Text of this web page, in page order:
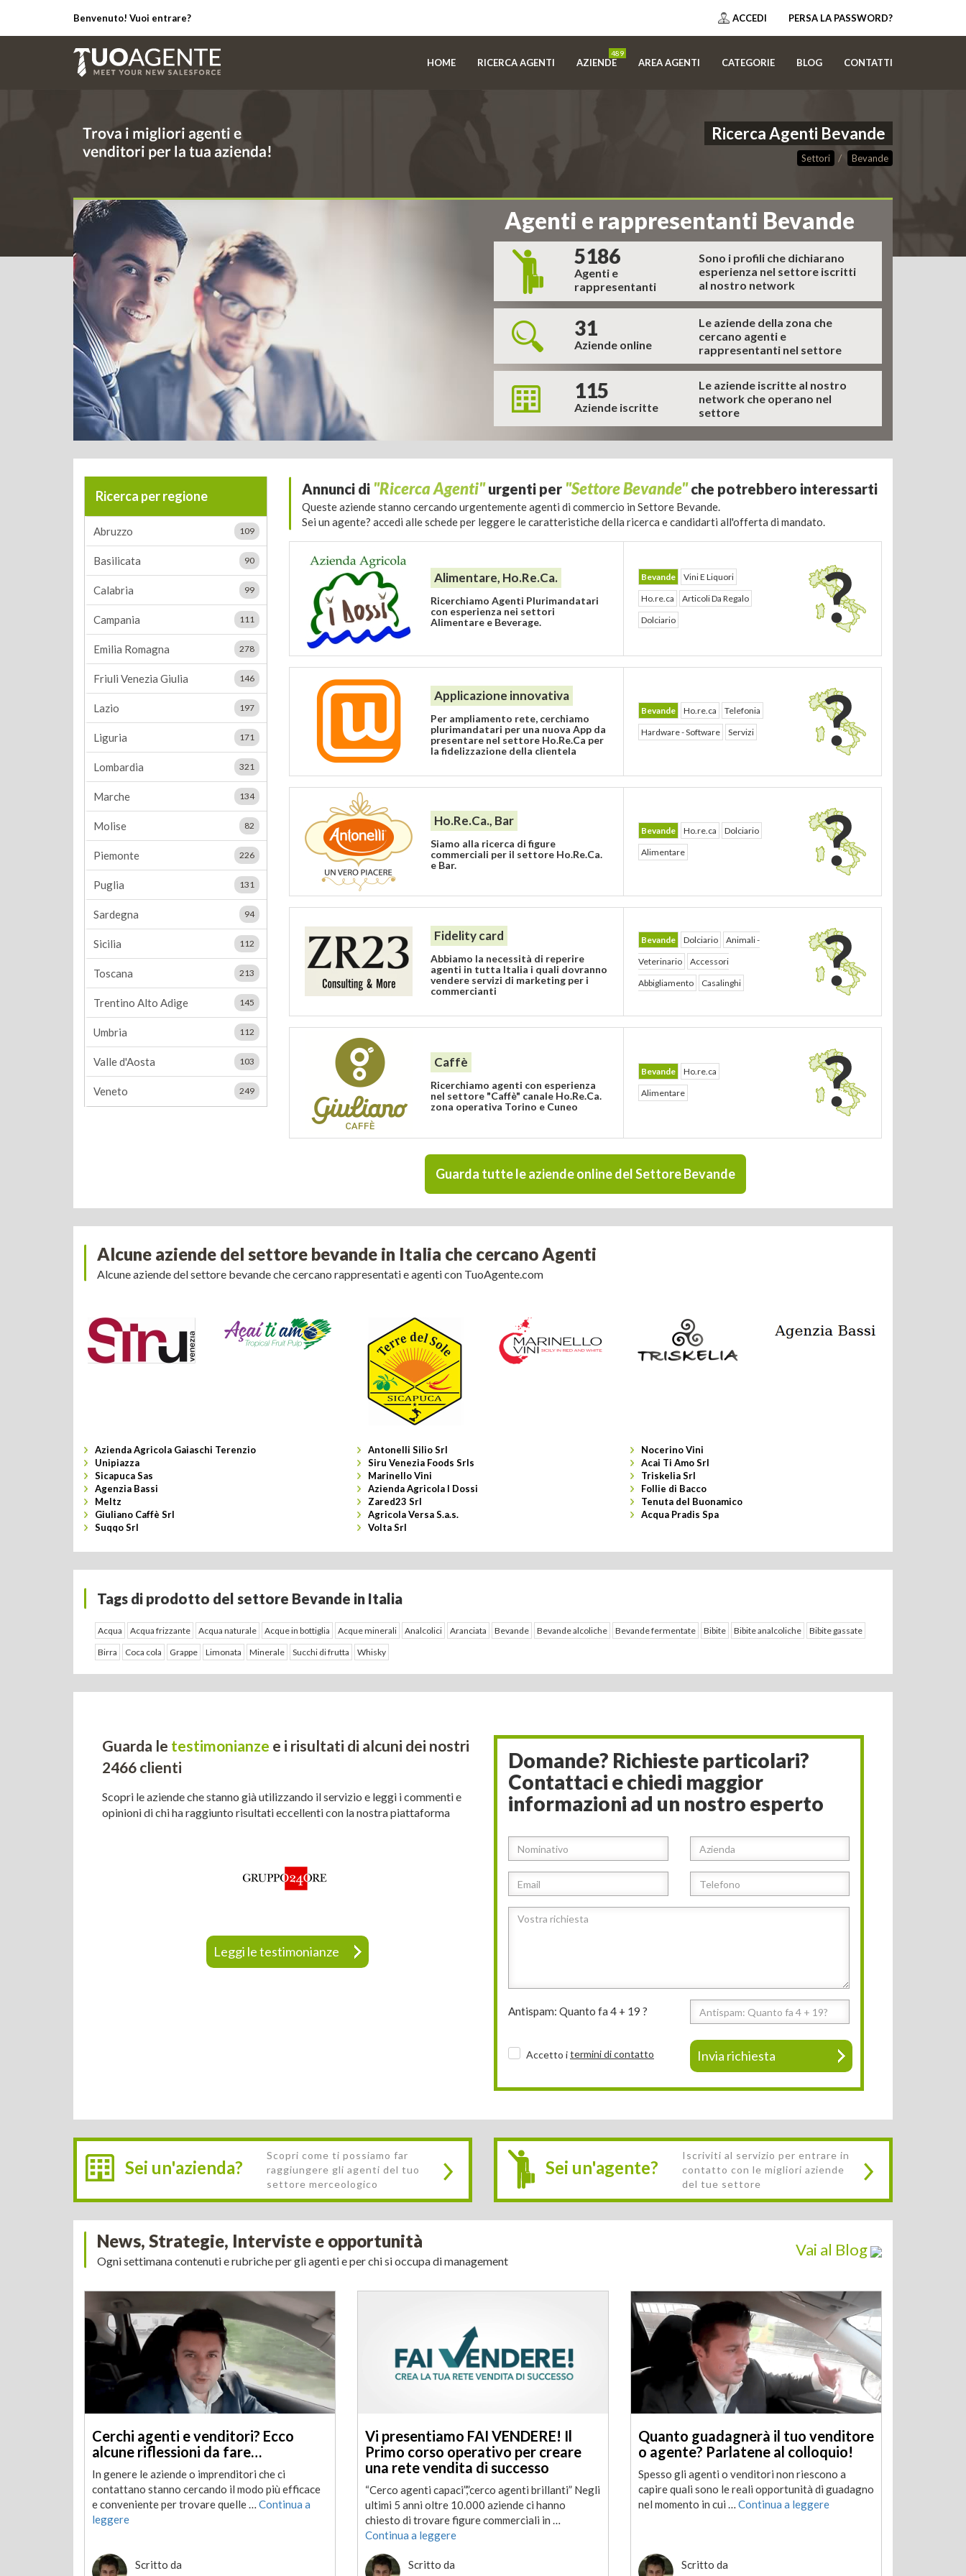
Benvenuto! Vuoi entrare? ACCEDI PERSA LA PASSWORD?
HOME RICERCA AGENTI AZIENDE
489
AREA AGENTI CATEGORIE BLOG CONTATTI
Ricerca Agenti Bevande
Settori Bevande
Agenti e rappresentanti Bevande
5186
Agenti e
rappresentanti
Sono i profili che dichiarano
esperienza nel settore iscritti
al nostro network
31
Aziende online
Le aziende della zona che
cercano agenti e
rappresentanti nel settore
115
Aziende iscritte
Le aziende iscritte al nostro
network che operano nel
settore
Ricerca per regione
Abruzzo 109
Basilicata 90
Calabria 99
Campania 111
Emilia Romagna 278
Friuli Venezia Giulia 146
Lazio 197
Liguria 171
Lombardia 321
Marche 134
Molise 82
Piemonte 226
Puglia 131
Sardegna 94
Sicilia 112
Toscana 213
Trentino Alto Adige 145
Umbria 112
Valle d'Aosta 103
Veneto 249
Annunci di "Ricerca Agenti"urgenti per "Settore Bevande"che potrebbero interessarti
Queste aziende stanno cercando urgentemente agenti di commercio in Settore Bevande.
Sei un agente? accedi alle schede per leggere le caratteristiche della ricerca e candidarti all'offerta di mandato.
Alimentare, Ho.Re.Ca.
Ricerchiamo Agenti Plurimandatari
con esperienza nei settori
Alimentare e Beverage.
Bevande
Vini E Liquori
Ho.re.ca
Articoli Da Regalo
Dolciario
Applicazione innovativa
Per ampliamento rete, cerchiamo
plurimandatari per una nuova App da
presentare nel settore Ho.Re.Ca per
la fidelizzazione della clientela
Bevande Ho.re.ca
Telefonia
Hardware - Software
Servizi
Ho.Re.Ca., Bar
Siamo alla ricerca di figure
commerciali per il settore Ho.Re.Ca.
e Bar.
Bevande Ho.re.ca
Dolciario
Alimentare
Fidelity card
Abbiamo la necessità di reperire
agenti in tutta Italia i quali dovranno
vendere servizi di marketing per i
commercianti
Bevande Dolciario
Animali -
Veterinario
Accessori
Abbigliamento
Casalinghi
Caffè
Ricerchiamo agenti con esperienza
nel settore "Caffè" canale Ho.Re.Ca.
zona operativa Torino e Cuneo
Bevande
Ho.re.ca
Alimentare
Alcune aziende del settore bevande in Italia che cercano Agenti
Alcune aziende del settore bevande che cercano rappresentati e agenti con TuoAgente.com
Azienda Agricola Gaiaschi Terenzio Antonelli Silio Srl
Nocerino Vini
Unipiazza
Siru Venezia Foods Srls
Acai Ti Amo Srl
Sicapuca Sas
Marinello Vini
Triskelia Srl
Agenzia Bassi
Azienda Agricola I Dossi
Follie di Bacco
Meltz
Zared23 Srl
Tenuta del Buonamico
Giuliano Caffè Srl
Agricola Versa S.a.s.
Acqua Pradis Spa
Suqqo Srl
Volta Srl
Tags di prodotto del settore Bevande in Italia
Acqua Acqua frizzante Acqua naturale Acque in bottiglia Acque minerali Analcolici Aranciata Bevande Bevande alcoliche Bevande fermentate Bibite Bibite analcoliche
Bibite gassate
Birra
Coca cola Grappe Limonata Minerale Succhi di frutta Whisky
Guarda le testimonianze e i risultati di alcuni dei nostri
2466 clienti
Scopri le aziende che stanno già utilizzando il servizio e leggi i commenti e
opinioni di chi ha raggiunto risultati eccellenti con la nostra piattaforma
Leggi le testimonianze
Domande? Richieste particolari?
Contattaci e chiedi maggior
informazioni ad un nostro esperto
Antispam: Quanto fa 4 + 19 ?
Accetto iterminidi contatto Invia richiesta
Sei un'azienda?
Scopri come ti possiamo far
raggiungere gli agenti del tuo
settore merceologico
Sei un'agente?
Iscriviti al servizio per entrare in
contatto con le migliori aziende
del tue settore
News, Strategie, Interviste e opportunità
Ogni settimana contenuti e rubriche per gli agenti e per chi si occupa di management
Vai al Blog
Cerchi agenti e venditori? Ecco
alcune riflessioni da fare…
In genere le aziende o imprenditori che ci
contattano stanno cercando il modo più efficace
e conveniente per trovare quelle … Continua a
leggere
Scritto da
Vi presentiamo FAI VENDERE! Il
Primo corso operativo per creare
una rete vendita di successo
“Cerco agenti capaci”,”cerco agenti brillanti” Negli
ultimi 5 anni oltre 10.000 aziende ci hanno
chiesto di trovare figure commerciali in …
Continua a leggere
Scritto da
Quanto guadagnerà il tuo venditore
o agente? Parlatene al colloquio!
Spesso gli agenti o venditori non riescono a
capire quali sono le reali opportunità di guadagno
nel momento in cui … Continua a leggere
Scritto da